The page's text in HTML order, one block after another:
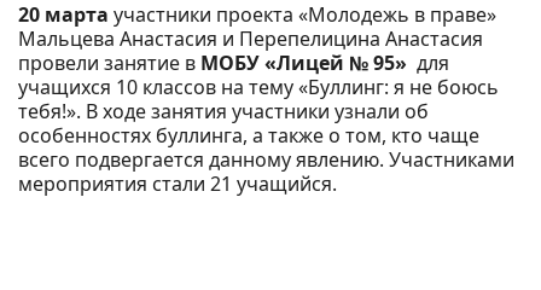
20 марта участники проекта «Молодежь в праве»
Мальцева Анастасия и Перепелицина Анастасия
провели занятие в МОБУ «Лицей № 95» для
учащихся 10 классов на тему «Буллинг: я не боюсь
тебя!». В ходе занятия участники узнали об
особенностях буллинга, а также о том, кто чаще
всего подвергается данному явлению. Участниками
мероприятия стали 21 учащийся.